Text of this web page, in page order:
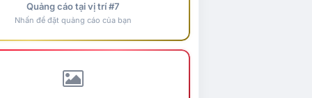
Quảng cáo tại vị trí #7
Nhấn để đặt quảng cáo của bạn